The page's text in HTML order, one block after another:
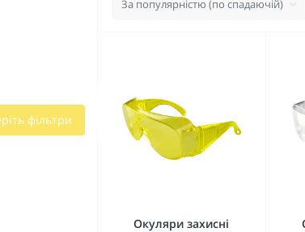
фільтри
Окуляри захисні